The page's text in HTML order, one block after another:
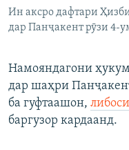
Ин аксро дафтари
дар Панҷакент рӯзи 4-
Намояндагони
дар шаҳри
ба гуфтаашон,
баргузор кардаанд.